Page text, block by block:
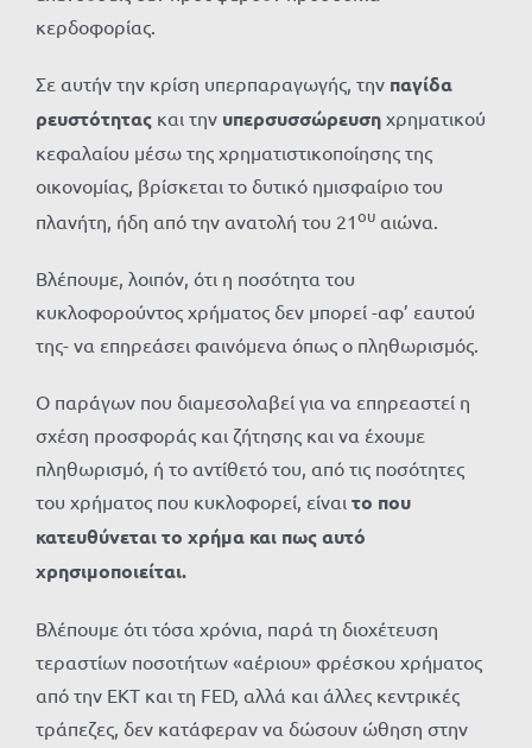
κερδοφορίας.
Σε αυτήν την κρίση υπερπαραγωγής, την παγίδα
ρευστότητας και την υπερσυσσώρευση χρηματικού
κεφαλαίου μέσω της χρηματιστικοποίησης της
οικονομίας, βρίσκεται το δυτικό ημισφαίριο του
πλανήτη, ήδη από την ανατολή του 21ου αιώνα.
Βλέπουμε, λοιπόν, ότι η ποσότητα του
κυκλοφορούντος χρήματος δεν μπορεί -αφ’ εαυτού
της- να επηρεάσει φαινόμενα όπως ο πληθωρισμός.
Ο παράγων που διαμεσολαβεί για να επηρεαστεί η
σχέση προσφοράς και ζήτησης και να έχουμε
πληθωρισμό, ή το αντίθετό του, από τις ποσότητες
του χρήματος που κυκλοφορεί, είναι το που
κατευθύνεται το χρήμα και πως αυτό
χρησιμοποιείται.
Βλέπουμε ότι τόσα χρόνια, παρά τη διοχέτευση
τεραστίων ποσοτήτων «αέριου» φρέσκου χρήματος
από την ΕΚΤ και τη FED, αλλά και άλλες κεντρικές
τράπεζες, δεν κατάφεραν να δώσουν ώθηση στην